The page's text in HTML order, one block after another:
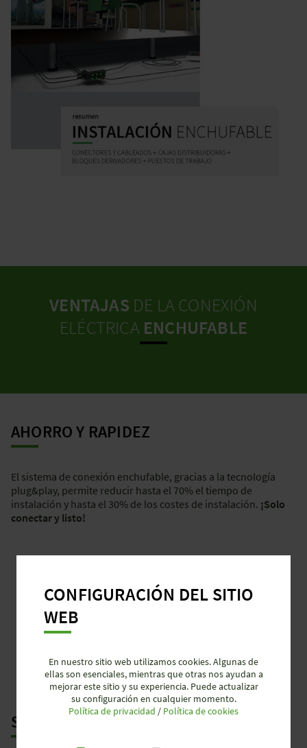
VENTAJAS DE LA CONEXIÓN
ELÉCTRICA ENCHUFABLE
AHORRO Y RAPIDEZ
El sistema de conexión enchufable, gracias a la tecnología
plug&play, permite reducir hasta el 70% el tiempo de
instalación y hasta el 30% de los costes de instalación. ¡Solo
conectar y listo!
SEGURIDAD ESTANDARIZADA
CONFIGURACIÓN DEL SITIO
WEB
En nuestro sitio web utilizamos cookies. Algunas de
ellas son esenciales, mientras que otras nos ayudan a
mejorar este sitio y su experiencia. Puede actualizar
su configuración en cualquier momento.
Política de privacidad / Política de cookies